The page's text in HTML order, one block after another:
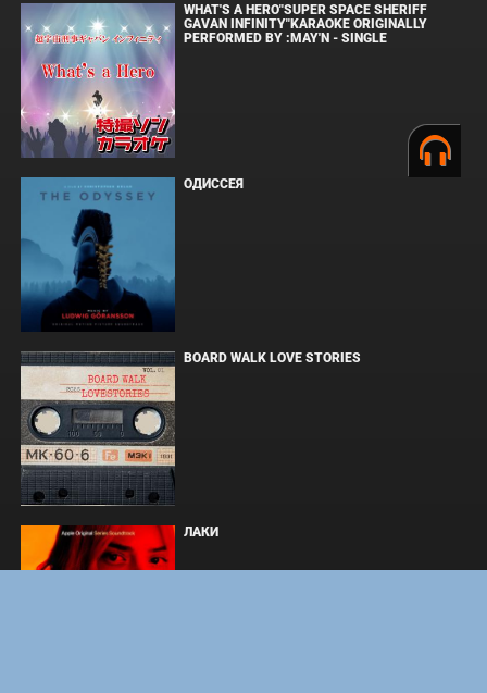
WHAT'S A HERO"SUPER SPACE SHERIFF
GAVAN INFINITY"KARAOKE ORIGINALLY
PERFORMED BY :MAY'N - SINGLE
ОДИССЕЯ
BOARD WALK LOVE STORIES
ЛАКИ